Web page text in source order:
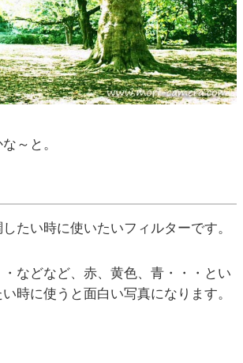
～と。
たい時に使いたいフィルターです。
などなど、赤、黄色、青・・・とい
時に使うと面白い写真になります。